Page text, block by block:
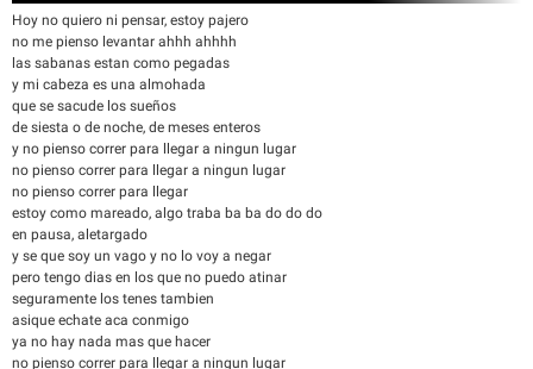
Hoy no quiero ni pensar, estoy pajero
no me pienso levantar ahhh ahhhh
las sabanas estan como pegadas
y mi cabeza es una almohada
que se sacude los sueños
de siesta o de noche, de meses enteros
y no pienso correr para llegar a ningun lugar
no pienso correr para llegar a ningun lugar
no pienso correr para llegar
estoy como mareado, algo traba ba ba do do do
en pausa, aletargado
y se que soy un vago y no lo voy a negar
pero tengo dias en los que no puedo atinar
seguramente los tenes tambien
asique echate aca conmigo
ya no hay nada mas que hacer
no pienso correr para llegar a ningun lugar